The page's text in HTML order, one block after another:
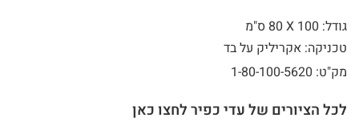
גודל: 100 X
80 ס"מ
טכניקה: אקריליק על בד
מק"ט: 1-80-100-5620
לכל הציורים של עדי כפיר לחצו כאן